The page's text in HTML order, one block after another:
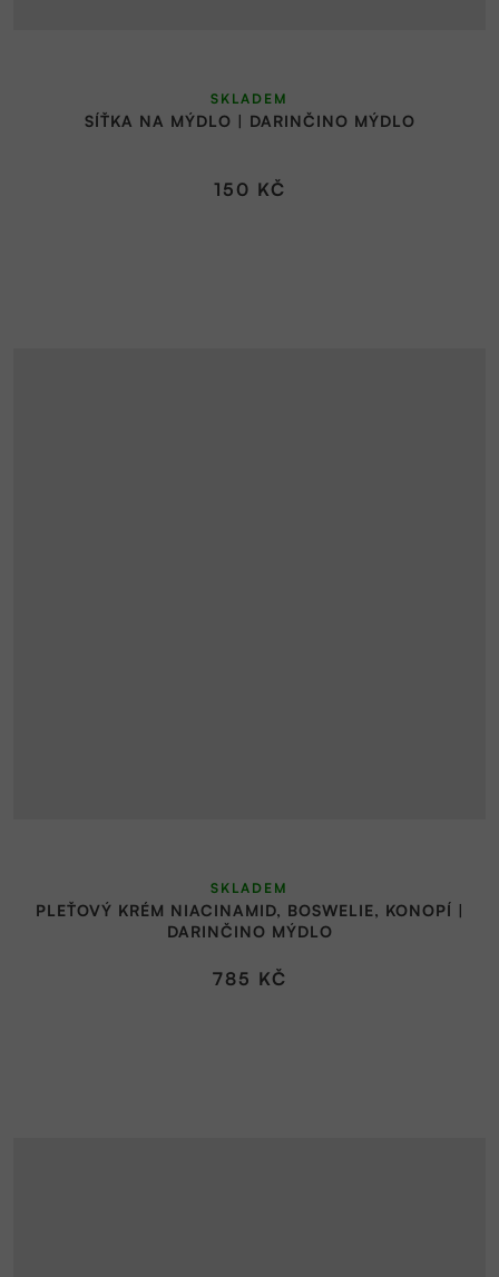
SÍŤKA NA MÝDLO | DARINČINO MÝDLO
SKLADEM
150 KČ
PLEŤOVÝ KRÉM NIACINAMID, BOSWELIE, KONOPÍ |
DARINČINO MÝDLO
SKLADEM
785 KČ